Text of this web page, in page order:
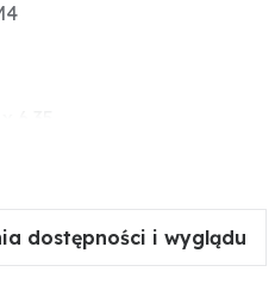
dostępności i wyglądu